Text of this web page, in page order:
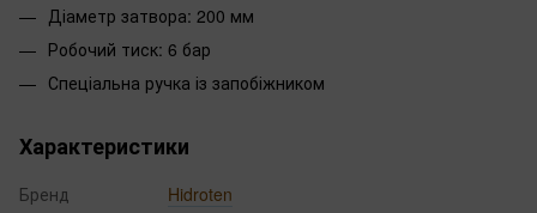
Діаметр затвора: 200 мм
Робочий тиск: 6 бар
Спеціальна ручка із запобіжником
Характеристики
Бренд
Hidroten